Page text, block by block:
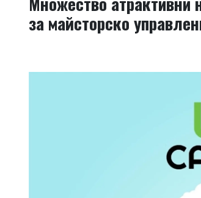
за майсторско